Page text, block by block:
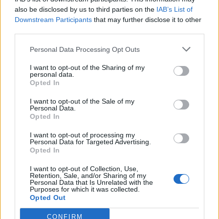
also be disclosed by us to third parties on the IAB’s List of
Downstream Participants that may further disclose it to other
Personal Data Processing Opt Outs
I want to opt-out of the Sharing of my
personal data.
Opted In
I want to opt-out of the Sale of my
Personal Data.
Opted In
I want to opt-out of processing my
Personal Data for Targeted Advertising.
Opted In
I want to opt-out of Collection, Use,
Retention, Sale, and/or Sharing of my
Personal Data that Is Unrelated with the
Purposes for which it was collected.
Opted Out
CONFIRM
17 Lorenco Zela Posada 12
Alessandro Manca Abbasanta